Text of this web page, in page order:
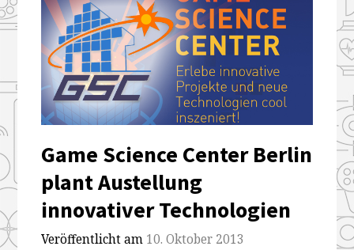
Game Science Center Berlin
plant Austellung
innovativer Technologien
Veröffentlicht am 10. Oktober 2013